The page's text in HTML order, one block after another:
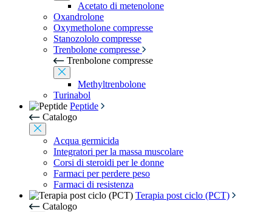
Acetato di metenolone
Oxandrolone
Oxymetholone compresse
Stanozololo compresse
Trenbolone compresse
Trenbolone compresse
Methyltrenbolone
Turinabol
Peptide
Catalogo
Acqua germicida
Integratori per la massa muscolare
Corsi di steroidi per le donne
Farmaci per perdere peso
Farmaci di resistenza
Terapia post ciclo (PCT)
Catalogo